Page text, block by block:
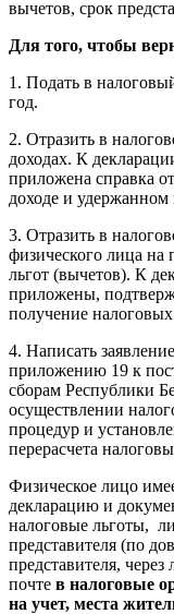
вычетов, срок
Для того, чтобы
1. Подать в
год.
2. Отразить в
доходах. К
приложена справка
доходе и
3. Отразить в
физического лица на
льгот (вычетов). К
приложены,
получение
4. Написать
приложению 19 к
сборам Республики
осуществлении
процедур и
перерасчета
Физическое лицо
декларацию и
налоговые льготы,
представителя (по
представителя,
почте в налоговые
на учет, места